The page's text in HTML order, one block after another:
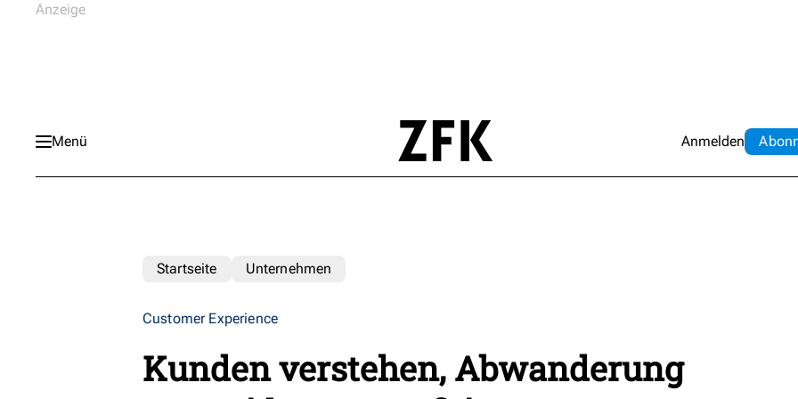
Menü Anmelden Abo
Startseite Unternehmen
Customer Experience
Kunden verstehen, Abwanderung